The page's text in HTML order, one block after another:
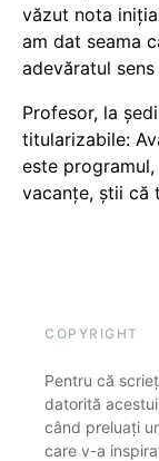
văzut nota
am dat seama
adevăratul
Profesor, la
titularizabile:
este
vacanţe, știi că
COPYRIGHT
Pentru că
datorită
când preluați
care v-a